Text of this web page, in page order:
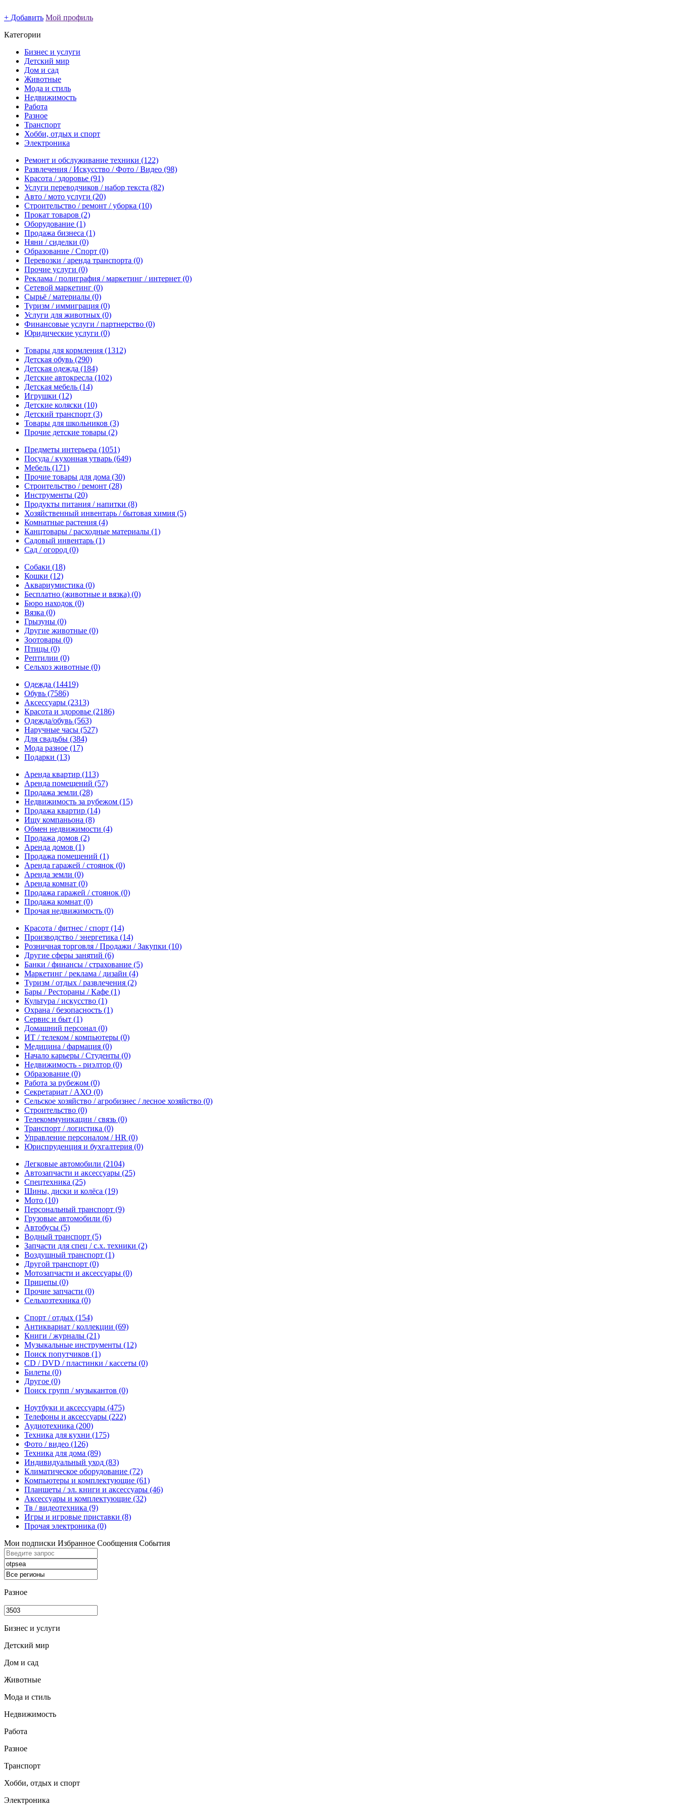
+ Добавить Мой профиль
Категории
Бизнес и услуги
Детский мир
Дом и сад
Животные
Мода и стиль
Недвижимость
Работа
Разное
Транспорт
Хобби, отдых и спорт
Электроника
Ремонт и обслуживание техники (122)
Развлечения / Искусство / Фото / Видео (98)
Красота / здоровье (91)
Услуги переводчиков / набор текста (82)
Авто / мото услуги (20)
Строительство / ремонт / уборка (10)
Прокат товаров (2)
Оборудование (1)
Продажа бизнеса (1)
Няни / сиделки (0)
Образование / Спорт (0)
Перевозки / аренда транспорта (0)
Прочие услуги (0)
Реклама / полиграфия / маркетинг / интернет (0)
Сетевой маркетинг (0)
Сырьё / материалы (0)
Туризм / иммиграция (0)
Услуги для животных (0)
Финансовые услуги / партнерство (0)
Юридические услуги (0)
Товары для кормления (1312)
Детская обувь (290)
Детская одежда (184)
Детские автокресла (102)
Детская мебель (14)
Игрушки (12)
Детские коляски (10)
Детский транспорт (3)
Товары для школьников (3)
Прочие детские товары (2)
Предметы интерьера (1051)
Посуда / кухонная утварь (649)
Мебель (171)
Прочие товары для дома (30)
Строительство / ремонт (28)
Инструменты (20)
Продукты питания / напитки (8)
Хозяйственный инвентарь / бытовая химия (5)
Комнатные растения (4)
Канцтовары / расходные материалы (1)
Садовый инвентарь (1)
Сад / огород (0)
Собаки (18)
Кошки (12)
Аквариумистика (0)
Бесплатно (животные и вязка) (0)
Бюро находок (0)
Вязка (0)
Грызуны (0)
Другие животные (0)
Зоотовары (0)
Птицы (0)
Рептилии (0)
Сельхоз животные (0)
Одежда (14419)
Обувь (7586)
Аксессуары (2313)
Красота и здоровье (2186)
Одежда/обувь (563)
Наручные часы (527)
Для свадьбы (384)
Мода разное (17)
Подарки (13)
Аренда квартир (113)
Аренда помещений (57)
Продажа земли (28)
Недвижимость за рубежом (15)
Продажа квартир (14)
Ищу компаньона (8)
Обмен недвижимости (4)
Продажа домов (2)
Аренда домов (1)
Продажа помещений (1)
Аренда гаражей / стоянок (0)
Аренда земли (0)
Аренда комнат (0)
Продажа гаражей / стоянок (0)
Продажа комнат (0)
Прочая недвижимость (0)
Красота / фитнес / спорт (14)
Производство / энергетика (14)
Розничная торговля / Продажи / Закупки (10)
Другие сферы занятий (6)
Банки / финансы / страхование (5)
Маркетинг / реклама / дизайн (4)
Туризм / отдых / развлечения (2)
Бары / Рестораны / Кафе (1)
Культура / искусство (1)
Охрана / безопасность (1)
Сервис и быт (1)
Домашний персонал (0)
ИТ / телеком / компьютеры (0)
Медицина / фармация (0)
Начало карьеры / Студенты (0)
Недвижимость - риэлтор (0)
Образование (0)
Работа за рубежом (0)
Секретариат / АХО (0)
Сельское хозяйство / агробизнес / лесное хозяйство (0)
Строительство (0)
Телекоммуникации / связь (0)
Транспорт / логистика (0)
Управление персоналом / HR (0)
Юриспруденция и бухгалтерия (0)
Легковые автомобили (2104)
Автозапчасти и аксессуары (25)
Спецтехника (25)
Шины, диски и колёса (19)
Мото (10)
Персональный транспорт (9)
Грузовые автомобили (6)
Автобусы (5)
Водный транспорт (5)
Запчасти для спец / с.х. техники (2)
Воздушный транспорт (1)
Другой транспорт (0)
Мотозапчасти и аксессуары (0)
Прицепы (0)
Прочие запчасти (0)
Сельхозтехника (0)
Спорт / отдых (154)
Антиквариат / коллекции (69)
Книги / журналы (21)
Музыкальные инструменты (12)
Поиск попутчиков (1)
CD / DVD / пластинки / кассеты (0)
Билеты (0)
Другое (0)
Поиск групп / музыкантов (0)
Ноутбуки и аксессуары (475)
Телефоны и аксессуары (222)
Аудиотехника (200)
Техника для кухни (175)
Фото / видео (126)
Техника для дома (89)
Индивидуальный уход (83)
Климатическое оборудование (72)
Компьютеры и комплектующие (61)
Планшеты / эл. книги и аксессуары (46)
Аксессуары и комплектующие (32)
Тв / видеотехника (9)
Игры и игровые приставки (8)
Прочая электроника (0)
Мои подписки Избранное Сообщения События
Разное
Бизнес и услуги
Детский мир
Дом и сад
Животные
Мода и стиль
Недвижимость
Работа
Разное
Транспорт
Хобби, отдых и спорт
Электроника